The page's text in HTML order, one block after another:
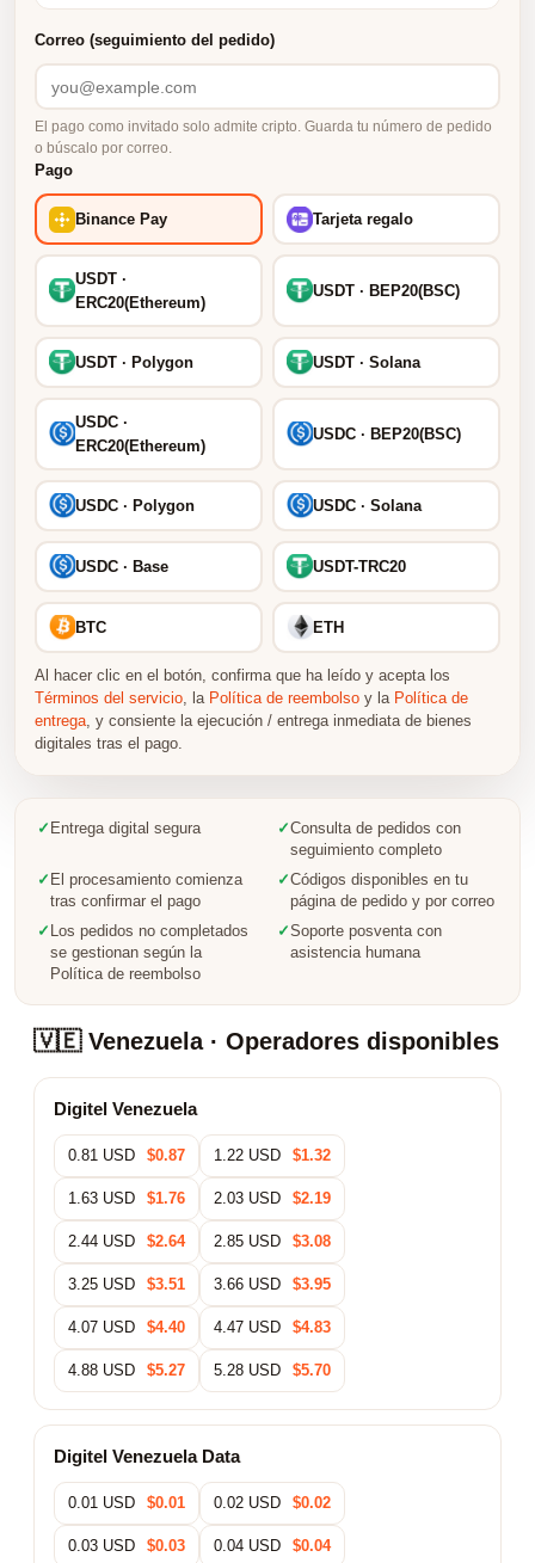
Correo (seguimiento del pedido)
El pago como invitado solo admite cripto. Guarda tu número de pedido
o búscalo por correo.
Pago
Binance Pay Tarjeta regalo
USDT ·
ERC20(Ethereum)
USDT · BEP20(BSC)
USDT · Polygon USDT · Solana
USDC ·
ERC20(Ethereum)
USDC · BEP20(BSC)
USDC · Polygon USDC · Solana
USDC · Base USDT-TRC20
BTC ETH
Al hacer clic en el botón, confirma que ha leído y acepta los
Términos del servicio, la Política de reembolso y la Política de
entrega, y consiente la ejecución / entrega inmediata de bienes
digitales tras el pago.
✓ Entrega digital segura ✓Consulta de pedidos con
seguimiento completo
✓ El procesamiento comienza
tras confirmar el pago
✓Códigos disponibles en tu
página de pedido y por correo
✓ Los pedidos no completados
se gestionan según la
Política de reembolso
✓Soporte posventa con
asistencia humana
🇻🇪 Venezuela · Operadores disponibles
Digitel Venezuela
0.81 USD $0.87 1.22 USD $1.32
1.63 USD $1.76 2.03 USD $2.19
2.44 USD $2.64 2.85 USD $3.08
3.25 USD $3.51 3.66 USD $3.95
4.07 USD $4.40 4.47 USD $4.83
4.88 USD $5.27 5.28 USD $5.70
Digitel Venezuela Data
0.01 USD $0.01 0.02 USD $0.02
0.03 USD $0.03 0.04 USD $0.04